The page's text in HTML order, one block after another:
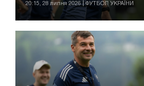
20:15, 28 липня 2026 | ФУТБОЛ УКРАЇНИ